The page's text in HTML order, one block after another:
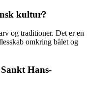
kultur?
og traditioner. Det er en
omkring bålet og
Hans-